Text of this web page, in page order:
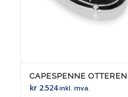
CAPESPENNE
kr2.524 inkl. mva.